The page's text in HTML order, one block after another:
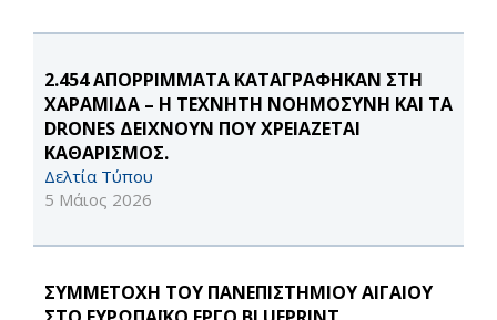
2.454 ΑΠΟΡΡΙΜΜΑΤΑ ΚΑΤΑΓΡΑΦΗΚΑΝ ΣΤΗ
ΧΑΡΑΜΙΔΑ – Η ΤΕΧΝΗΤΗ ΝΟΗΜΟΣΥΝΗ ΚΑΙ ΤΑ
DRONES ΔΕΙΧΝΟΥΝ ΠΟΥ ΧΡΕΙΑΖΕΤΑΙ
ΚΑΘΑΡΙΣΜΟΣ.
Δελτία Τύπου
5 Μάιος 2026
ΣΥΜΜΕΤΟΧΗ ΤΟΥ ΠΑΝΕΠΙΣΤΗΜΙΟΥ ΑΙΓΑΙΟΥ